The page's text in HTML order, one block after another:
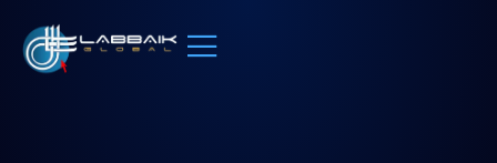
content